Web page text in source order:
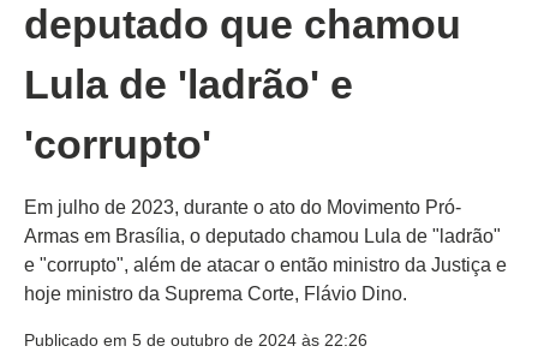
deputado que chamou
Lula de 'ladrão' e
'corrupto'
Em julho de 2023, durante o ato do Movimento Pró-
Armas em Brasília, o deputado chamou Lula de "ladrão"
e "corrupto", além de atacar o então ministro da Justiça e
hoje ministro da Suprema Corte, Flávio Dino.
Publicado em 5 de outubro de 2024 às 22:26